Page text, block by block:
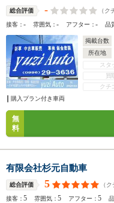
総合評価 - （ク
接客：- 雰囲気：- アフター：- 品
掲載台数
所在地
スタ
買
クチ
購入プラン付き車両
無
料
有限会社杉元自動車
総合評価 5 （
接客：5 雰囲気：5 アフター：5